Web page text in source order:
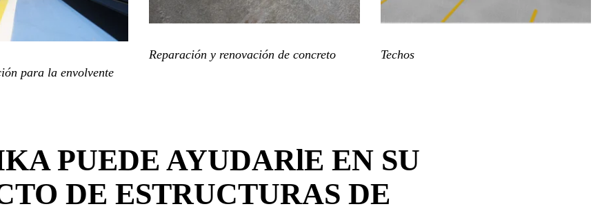
para la envolvente
Reparación y renovación de concreto Techos
PUEDE AYUDARlE EN SU
DE ESTRUCTURAS DE